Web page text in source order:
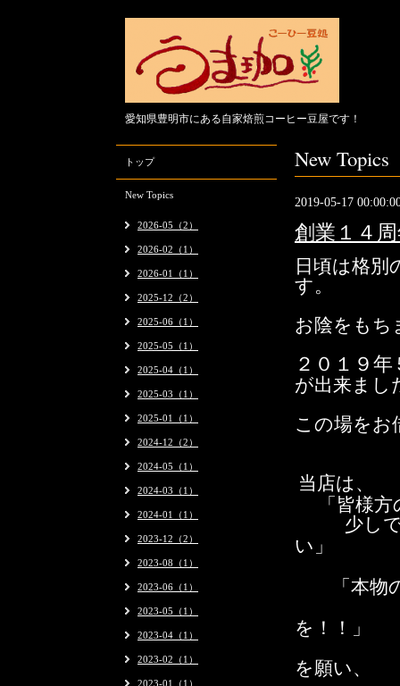
愛知県豊明市にある自家焙煎コーヒー豆屋です！
New Topics
2019-05-17
創業１４
日頃は格別
す。
お陰をもち
２０１９ 年
が出来まし
この場をお
当店は、
「皆様
少し
い」
「本物の
を！！」
を願い、
トップ
New Topics
2026-05（2）
2026-02（1）
2026-01（1）
2025-12（2）
2025-06（1）
2025-05（1）
2025-04（1）
2025-03（1）
2025-01（1）
2024-12（2）
2024-05（1）
2024-03（1）
2024-01（1）
2023-12（2）
2023-08（1）
2023-06（1）
2023-05（1）
2023-04（1）
2023-02（1）
2023-01（1）